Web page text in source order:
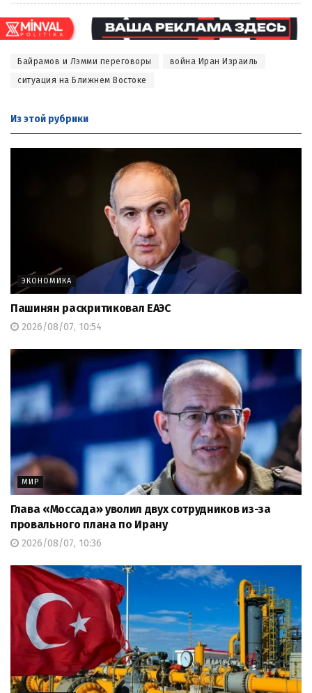
Байрамов и Лэмми переговоры
война Иран Израиль
ситуация на Ближнем Востоке
Из этой рубрики
ЭКОНОМИКА
Пашинян раскритиковал ЕАЭС
2026/08/07, 10:54
МИР
Глава «Моссада» уволил двух сотрудников из-за
провального плана по Ирану
2026/08/07, 10:36